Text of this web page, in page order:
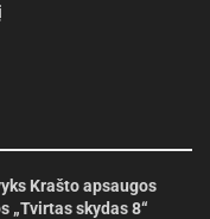
Krašto apsaugos
„Tvirtas skydas 8“